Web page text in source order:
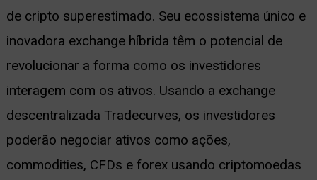
de cripto superestimado. Seu ecossistema único e
inovadora exchange híbrida têm o potencial de
revolucionar a forma como os investidores
interagem com os ativos. Usando a exchange
descentralizada Tradecurves, os investidores
poderão negociar ativos como ações,
commodities, CFDs e forex usando criptomoedas